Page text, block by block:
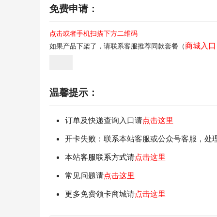
免费申请：
点击或者手机扫描下方二维码
如果产品下架了，请联系客服推荐同款套餐（商城入口
温馨提示：
订单及快递查询入口请点击这里
开卡失败：联系本站客服或公众号客服，处
本站客服联系方式请点击这里
常见问题请点击这里
更多免费领卡商城请点击这里